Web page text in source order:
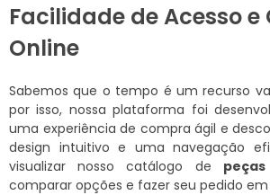
Facilidade de Acesso
Online
Sabemos que o tempo é um recurso
por isso, nossa plataforma foi
uma experiência de compra ágil e
design intuitivo e uma navegação
visualizar nosso catálogo de
comparar opções e fazer seu pedido